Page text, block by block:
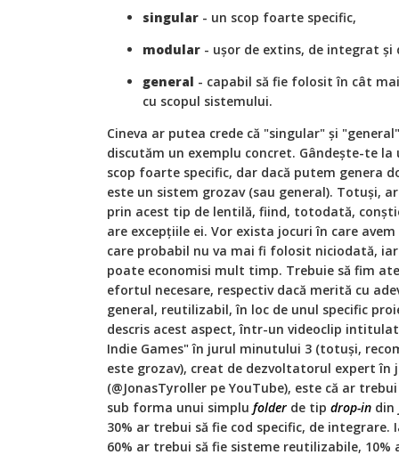
singular - un scop foarte specific,
modular - ușor de extins, de integrat
general - capabil să fie folosit în cât
cu scopul sistemului.
Cineva ar putea crede că "singular" și
discutăm un exemplu concret. Gândește-te
scop foarte specific, dar dacă putem genera
este un sistem grozav (sau general). Totuși,
prin acest tip de lentilă, fiind, totodată,
are excepțiile ei. Vor exista jocuri în care
care probabil nu va mai fi folosit niciodată,
poate economisi mult timp. Trebuie să fim
efortul necesare, respectiv dacă merită cu
general, reutilizabil, în loc de unul specific
descris acest aspect, într-un videoclip
Indie Games" în jurul minutului 3 (totuși,
este grozav), creat de dezvoltatorul expert în
(@JonasTyroller pe YouTube), este că ar
sub forma unui simplu folder de tip drop-in din
30% ar trebui să fie cod specific, de
60% ar trebui să fie sisteme reutilizabile, 10%